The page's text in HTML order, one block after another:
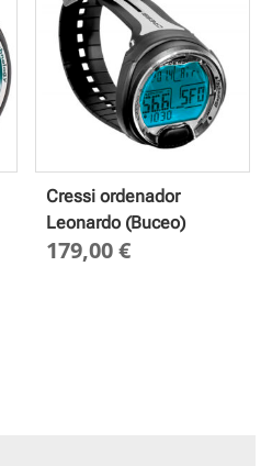
Cressi ordenador
Leonardo (Buceo)
179,00€